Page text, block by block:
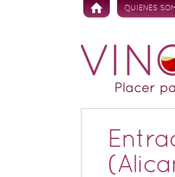
Skip to content
QUIENES